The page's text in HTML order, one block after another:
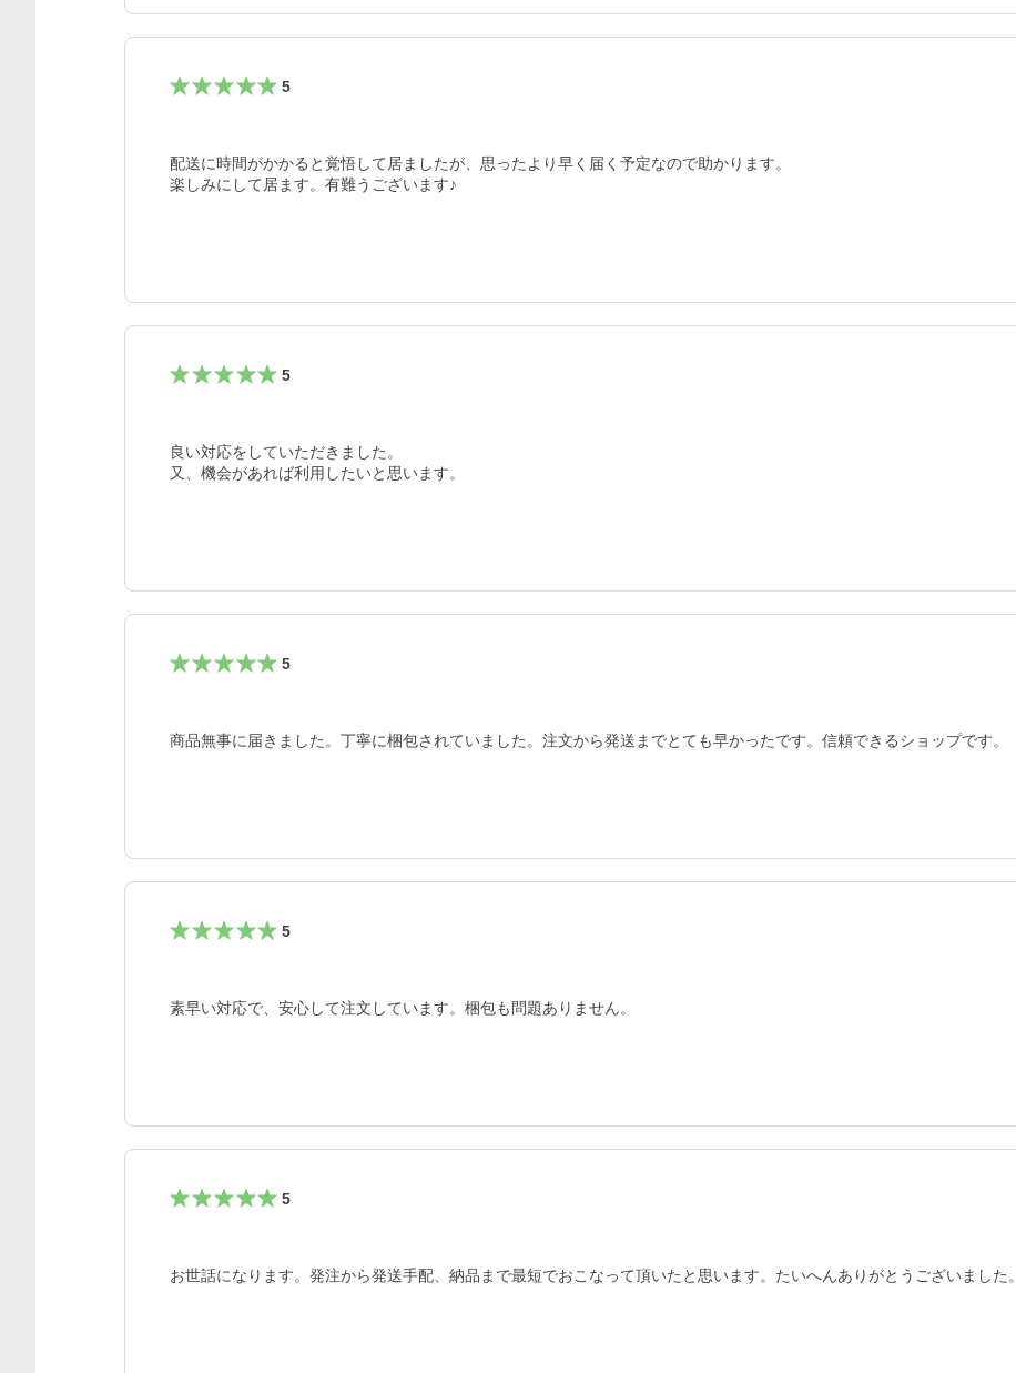
5
配送に時間がかかると覚悟して居ましたが、思ったより早く届く予定なので助かります。
楽しみにして居ます。有難うございます♪
5
良い対応をしていただきました。
又、機会があれば利用したいと思います。
5
商品無事に届きました。丁寧に梱包されていました。注文から発送までとても早かったです。信頼できるショップです。
5
素早い対応で、安心して注文しています。梱包も問題ありません。
5
お世話になります。発注から発送手配、納品まで最短でおこなって頂いたと思います。たいへんありがとうございました。